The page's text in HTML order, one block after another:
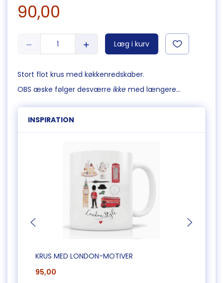
90,00
Læg i kurv
Stort flot krus med køkkenredskaber.
OBS æske følger desværre ikke med længere...
INSPIRATION
KRUS MED LONDON-MOTIVER
95,00